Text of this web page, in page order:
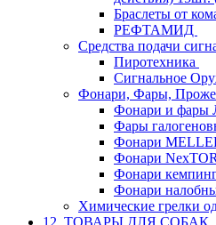
Браслеты от
РЕФТАМИД
Средства подачи
Пиротехника
Сигнальное
Фонари, Фары,
Фонари и фары
Фары
Фонари
Фонари
Фонари
Фонари
Химические грелки
12. ТОВАРЫ ДЛЯ СОБАК